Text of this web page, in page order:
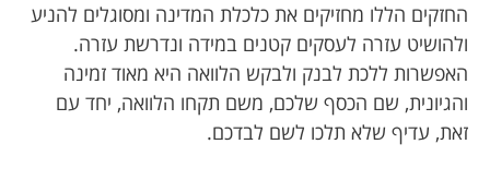
החזקים הללו מחזיקים את כלכלת המדינה ומסוגלים להניע
ולהושיט עזרה לעסקים קטנים במידה ונדרשת עזרה.
האפשרות ללכת לבנק ולבקש הלוואה היא מאוד זמינה
והגיונית, שם הכסף שלכם, משם תקחו הלוואה, יחד עם
זאת, עדיף שלא תלכו לשם לבדכם.